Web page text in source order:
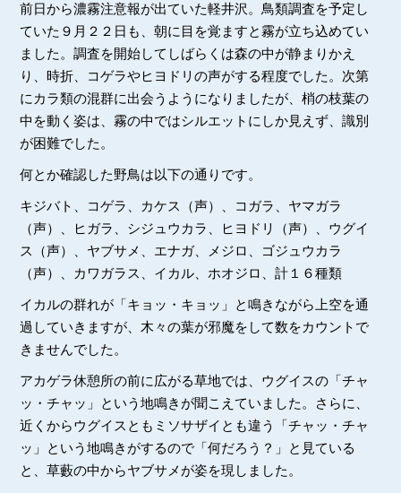
前日から濃霧注意報が出ていた軽井沢。鳥類調査を予定し
ていた９月２２日も、朝に目を覚ますと霧が立ち込めてい
ました。調査を開始してしばらくは森の中が静まりかえ
り、時折、コゲラやヒヨドリの声がする程度でした。次第
にカラ類の混群に出会うようになりましたが、梢の枝葉の
中を動く姿は、霧の中ではシルエットにしか見えず、識別
が困難でした。
何とか確認した野鳥は以下の通りです。
キジバト、コゲラ、カケス（声）、コガラ、ヤマガラ
（声）、ヒガラ、シジュウカラ、ヒヨドリ（声）、ウグイ
ス（声）、ヤブサメ、エナガ、メジロ、ゴジュウカラ
（声）、カワガラス、イカル、ホオジロ、計１６種類
イカルの群れが「キョッ・キョッ」と鳴きながら上空を通
過していきますが、木々の葉が邪魔をして数をカウントで
きませんでした。
アカゲラ休憩所の前に広がる草地では、ウグイスの「チャ
ッ・チャッ」という地鳴きが聞こえていました。さらに、
近くからウグイスともミソサザイとも違う「チャッ・チャ
ッ」という地鳴きがするので「何だろう？」と見ている
と、草藪の中からヤブサメが姿を現しました。